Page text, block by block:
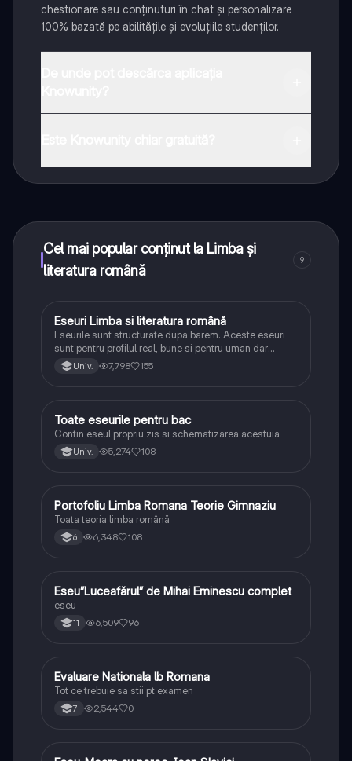
chestionare sau conținuturi în chat și personalizare
100% bazată pe abilitățile și evoluțiile studenților.
Cel mai popular conținut la Limba și
literatura română
9
Limba și literatura română
Eseuri Limba si literatura română
Eseurile sunt structurate dupa barem. Aceste eseuri
sunt pentru profilul real, bune si pentru uman dar
lipsesc relatiile dintre personaje si caracrerizarile.
Univ. 7,798 155
Limba și literatura română
Toate eseurile pentru bac
Contin eseul propriu zis si schematizarea acestuia
Univ. 5,274 108
Limba și literatura română
Portofoliu Limba Romana Teorie Gimnaziu
Toata teoria limba română
6 6,348 108
Limba și literatura română
Eseu”Luceafărul” de Mihai Eminescu complet
eseu
11 6,509 96
Limba și literatura română
Evaluare Nationala lb Romana
Tot ce trebuie sa stii pt examen
7 2,544 0